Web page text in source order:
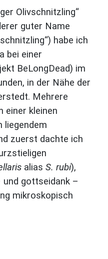
Olivschnitzling“
guter Name
habe ich
bei einer
BeLongDead) im
in der Nähe der
Mehrere
einer kleinen
liegendem
zuerst dachte ich
alias S. rubi),
gottseidank –
mikroskopisch